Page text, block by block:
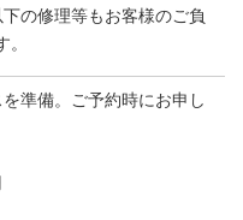
の修理等もお客様のご負
準備。ご予約時にお申し